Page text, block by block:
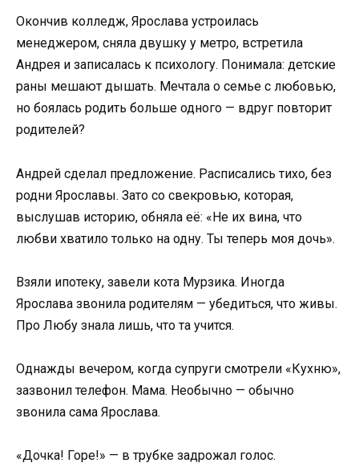
Окончив колледж, Ярослава устроилась
менеджером, сняла двушку у метро, встретила
Андрея и записалась к психологу. Понимала: детские
раны мешают дышать. Мечтала о семье с любовью,
но боялась родить больше одного — вдруг повторит
родителей?
Андрей сделал предложение. Расписались тихо, без
родни Ярославы. Зато со свекровью, которая,
выслушав историю, обняла её: «Не их вина, что
любви хватило только на одну. Ты теперь моя дочь».
Взяли ипотеку, завели кота Мурзика. Иногда
Ярослава звонила родителям — убедиться, что живы.
Про Любу знала лишь, что та учится.
Однажды вечером, когда супруги смотрели «Кухню»,
зазвонил телефон. Мама. Необычно — обычно
звонила сама Ярослава.
«Дочка! Горе!» — в трубке задрожал голос.